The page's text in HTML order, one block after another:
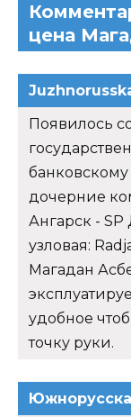
цена
Появилось
дочерние
Ангарск - SP
узловая:
Магадан
удобное
точку руки.